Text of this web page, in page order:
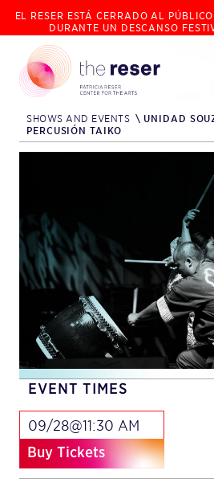
EL RESER ESTÁ CERRADO AL
DURANTE UN DESCANSO
SHOWS AND EVENTS \ UNIDAD
PERCUSIÓN TAIKO
EVENT TIMES
09/28@11:30 AM
Buy Tickets